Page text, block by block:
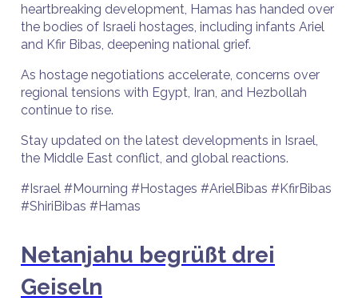
heartbreaking development, Hamas has handed over
the bodies of Israeli hostages, including infants Ariel
and Kfir Bibas, deepening national grief.
As hostage negotiations accelerate, concerns over
regional tensions with Egypt, Iran, and Hezbollah
continue to rise.
Stay updated on the latest developments in Israel,
the Middle East conflict, and global reactions.
#Israel #Mourning #Hostages #ArielBibas #KfirBibas
#ShiriBibas #Hamas
Netanjahu begrüßt drei
Geiseln